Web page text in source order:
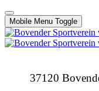
Mobile Menu Toggle
37120